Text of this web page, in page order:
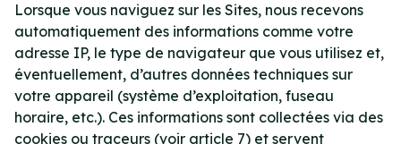
Lorsque vous naviguez sur les Sites, nous recevons
automatiquement des informations comme votre
adresse IP, le type de navigateur que vous utilisez et,
éventuellement, d’autres données techniques sur
votre appareil (système d’exploitation, fuseau
horaire, etc.). Ces informations sont collectées via des
cookies ou traceurs (voir article 7) et servent